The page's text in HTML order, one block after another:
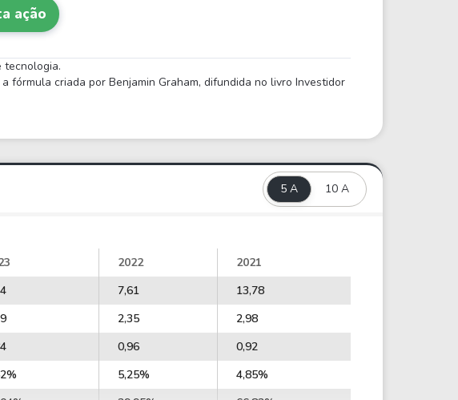
ação
tecnologia.
fórmula criada por Benjamin Graham, difundida no livro Investidor
5 A 10 A
2022
2021
7,61
13,78
2,35
2,98
0,96
0,92
5,25%
4,85%